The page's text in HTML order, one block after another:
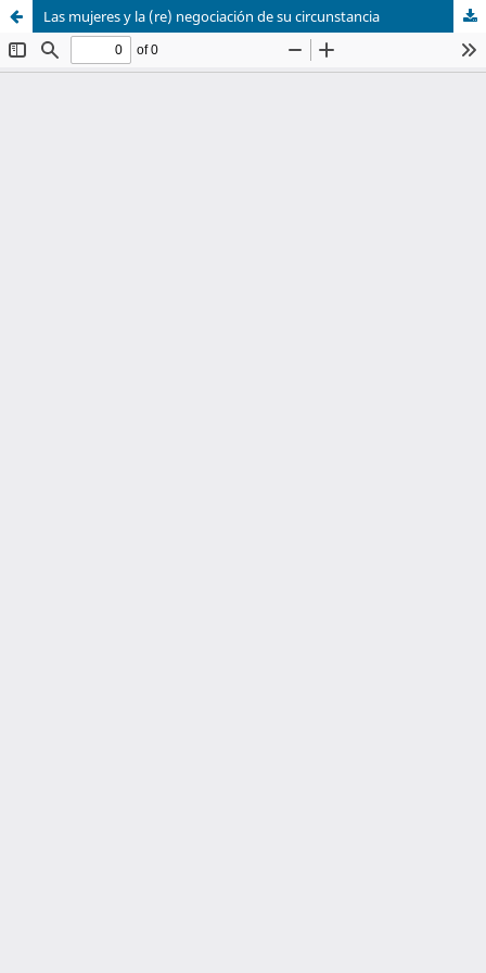
Las mujeres y la (re) negociación de su circunstancia